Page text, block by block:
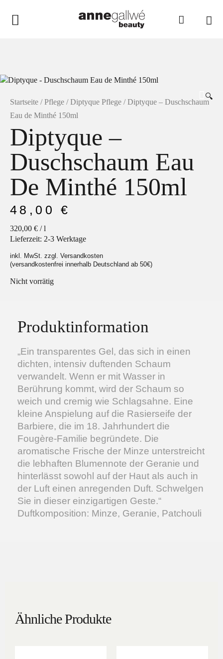
Shop
Düfte
Raumdüfte
weitere Marken im Ladenlokal
Marken
Kontakt
🔍
Startseite /Pflege /Diptyque Pflege / Diptyque – Duschschaum
Eau de Minthé 150ml
Diptyque –
Duschschaum Eau
De Minthé 150ml
48,00€
320,00 € /l
Lieferzeit: 2-3 Werktage
inkl. MwSt. zzgl. Versandkosten
(versandkostenfrei innerhalb Deutschland ab 50€)
Nicht vorrätig
Produktinformation
„Ein transparentes Gel, das sich in einen
dichten, intensiv duftenden Schaum
verwandelt. Wenn er mit Wasser in
Berührung kommt, wird der Schaum so
weich und cremig wie Schlagsahne. Eine
kleine Anspielung auf die Rasierseife der
Barbiere, die im 18. Jahrhundert die
Fougère-Familie begründete. Die
aromatische Frische der Minze unterstreicht
die lebhaften Blumennote der Geranie und
hinterlässt sowohl auf der Haut als auch in
der Luft einen anregenden Duft. Schwelgen
Sie in dieser einzigartigen Geste.“
Duftkomposition: Minze, Geranie, Patchouli
Ähnliche Produkte